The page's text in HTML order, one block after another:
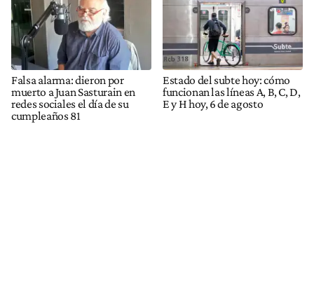
Falsa alarma: dieron por
muerto a Juan Sasturain en
redes sociales el día de su
cumpleaños 81
Estado del subte hoy: cómo
funcionan las líneas A, B, C, D,
E y H hoy, 6 de agosto